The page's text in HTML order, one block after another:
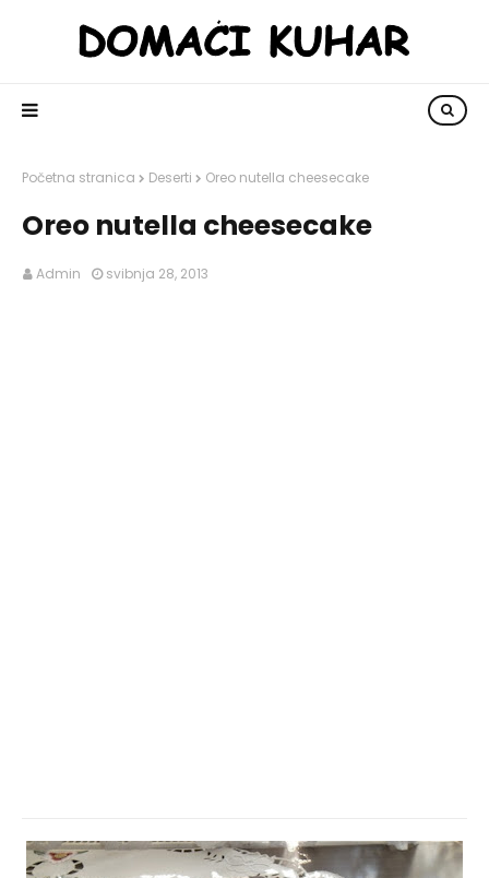
Početna stranica Deserti Oreo nutella cheesecake
Oreo nutella cheesecake
Admin svibnja 28, 2013